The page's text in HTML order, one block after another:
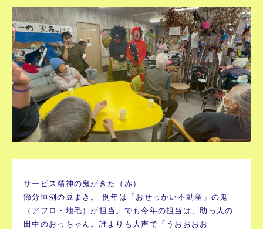
サービス精神の鬼がきた（赤）
節分恒例の豆まき。 例年は「おせっかい不動産」の鬼
（アフロ・地毛）が担当。でも今年の担当は、助っ人の
田中のおっちゃん。誰よりも大声で「うおおおお